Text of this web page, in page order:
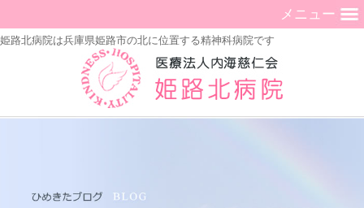
姫路北病院は兵庫県姫路市の北に位置する精神科病院です
メニュー